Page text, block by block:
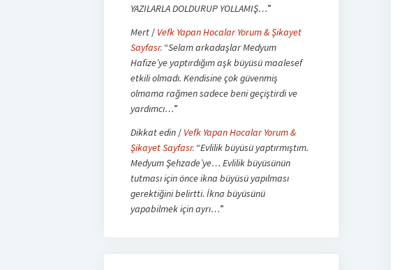
YAZILARLA DOLDURUP YOLLAMIŞ…”
Mert/ Vefk Yapan Hocalar Yorum & Şikayet
Sayfası: “Selam arkadaşlar Medyum
Hafize’ye yaptırdığım aşk büyüsü maalesef
etkili olmadı. Kendisine çok güvenmiş
olmama rağmen sadece beni geçiştirdi ve
yardımcı…”
Dikkat edin/ Vefk Yapan Hocalar Yorum &
Şikayet Sayfası: “Evlilik büyüsü yaptırmıştım.
Medyum Şehzade’ye… Evlilik büyüsünün
tutması için önce ikna büyüsü yapılması
gerektiğini belirtti. İkna büyüsünü
yapabilmek için ayrı…”